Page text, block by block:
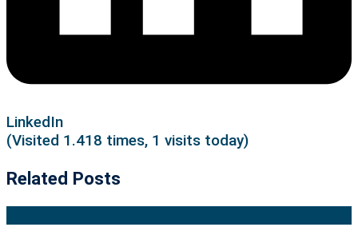
LinkedIn
(Visited 1.418 times, 1 visits today)
Related Posts